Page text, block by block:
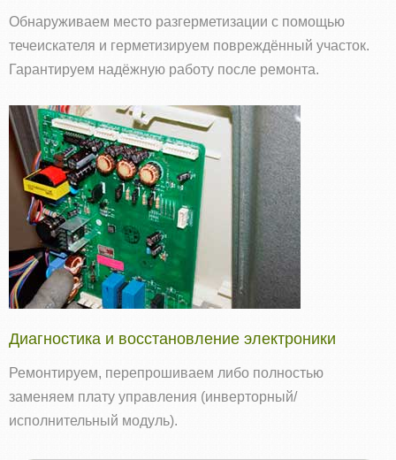
Обнаруживаем место разгерметизации с помощью
течеискателя и герметизируем повреждённый участок.
Гарантируем надёжную работу после ремонта.
Диагностика и восстановление электроники
Ремонтируем, перепрошиваем либо полностью
заменяем плату управления (инверторный/
исполнительный модуль).